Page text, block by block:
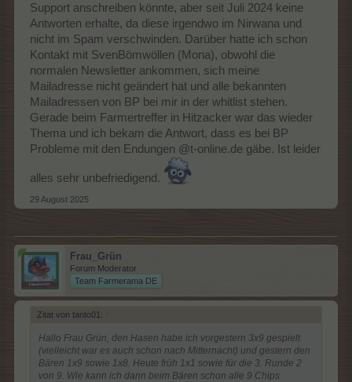
Support anschreiben könnte, aber seit Juli 2024 keine
Antworten erhalte, da diese irgendwo im Nirwana und
nicht im Spam verschwinden. Darüber hatte ich schon
Kontakt mit SvenBömwöllen (Mona), obwohl die
normalen Newsletter ankommen, sich meine
Mailadresse nicht geändert hat und alle bekannten
Mailadressen von BP bei mir in der whitlist stehen.
Gerade beim Farmertreffer in Hitzacker war das wieder
Thema und ich bekam die Antwort, dass es bei BP
Probleme mit den Endungen @t-online.de gäbe. Ist leider
alles sehr unbefriedigend.
29 August 2025
Frau_Grün
Forum Moderator
Team Farmerama DE
Zitat von tanto01: ↑
Hallo Frau Grün, den Hasen habe ich vorgestern 3x9 gespielt
(vielleicht war es auch schon nach Mitternacht) und gestern den
Bären 1x9 sowie 1x8. Heute früh 1x1 sowie für die 3. Runde 2
von 9. Wie kann ich dann beim Bären schon alle 9 Chips